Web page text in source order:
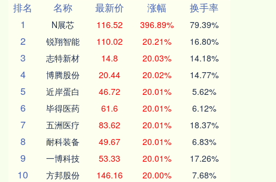
排名
名称 最新价 涨幅
换手率
1
N展芯 116.52 396.89% 79.39%
2 锐翔智能 110.02 20.21% 16.80%
3 志特新材 14.8 20.03% 14.18%
4 博腾股份 20.44 20.02% 14.77%
5 近岸蛋白 46.72 20.01% 5.62%
6 毕得医药 61.6 20.01% 6.12%
7 五洲医疗 83.62 20.01% 18.37%
8 耐科装备 49.67 20.01% 6.83%
9 一博科技 53.33 20.01% 17.26%
10 方邦股份 146.16 20.00% 7.68%